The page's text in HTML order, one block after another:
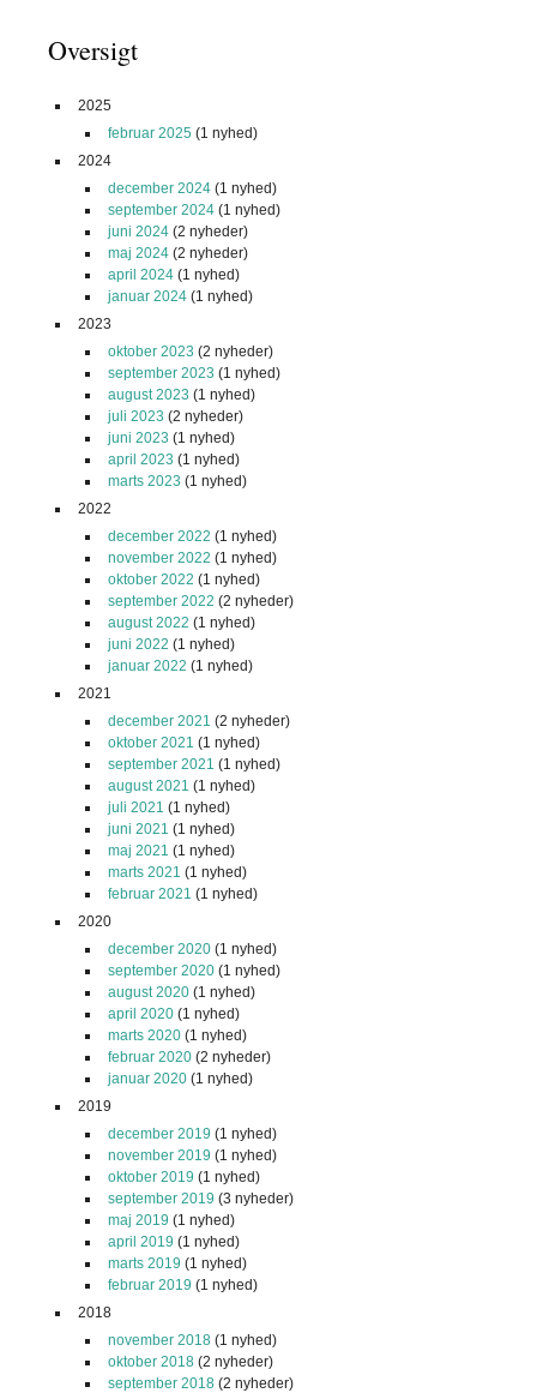
Oversigt
2025
februar 2025 (1 nyhed)
2024
december 2024 (1 nyhed)
september 2024 (1 nyhed)
juni 2024 (2 nyheder)
maj 2024 (2 nyheder)
april 2024 (1 nyhed)
januar 2024 (1 nyhed)
2023
oktober 2023 (2 nyheder)
september 2023 (1 nyhed)
august 2023 (1 nyhed)
juli 2023 (2 nyheder)
juni 2023 (1 nyhed)
april 2023 (1 nyhed)
marts 2023 (1 nyhed)
2022
december 2022 (1 nyhed)
november 2022 (1 nyhed)
oktober 2022 (1 nyhed)
september 2022 (2 nyheder)
august 2022 (1 nyhed)
juni 2022 (1 nyhed)
januar 2022 (1 nyhed)
2021
december 2021 (2 nyheder)
oktober 2021 (1 nyhed)
september 2021 (1 nyhed)
august 2021 (1 nyhed)
juli 2021 (1 nyhed)
juni 2021 (1 nyhed)
maj 2021 (1 nyhed)
marts 2021 (1 nyhed)
februar 2021 (1 nyhed)
2020
december 2020 (1 nyhed)
september 2020 (1 nyhed)
august 2020 (1 nyhed)
april 2020 (1 nyhed)
marts 2020 (1 nyhed)
februar 2020 (2 nyheder)
januar 2020 (1 nyhed)
2019
december 2019 (1 nyhed)
november 2019 (1 nyhed)
oktober 2019 (1 nyhed)
september 2019 (3 nyheder)
maj 2019 (1 nyhed)
april 2019 (1 nyhed)
marts 2019 (1 nyhed)
februar 2019 (1 nyhed)
2018
november 2018 (1 nyhed)
oktober 2018 (2 nyheder)
september 2018 (2 nyheder)